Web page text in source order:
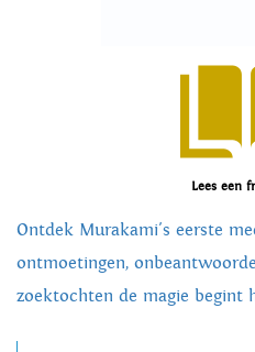
Lees een
Ontdek Murakami's eerste
ontmoetingen,
zoektochten de magie begint